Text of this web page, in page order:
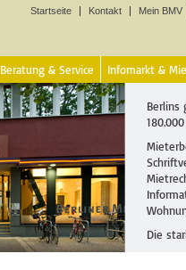
Startseite Kontakt Mein BMV
Beratung & Service Infomarkt &
Berlins
Die